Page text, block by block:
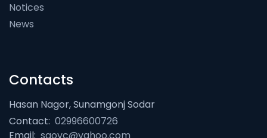
Notices
News
Contacts
Hasan Nagor, Sunamgonj Sodar
Contact: 02996600726